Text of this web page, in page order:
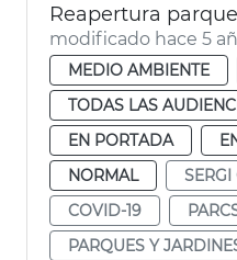
Reapertura
modificado hace 5
MEDIO AMBIENTE
TODAS LAS
EN PORTADA
NORMAL
COVID-19
PARQUES Y